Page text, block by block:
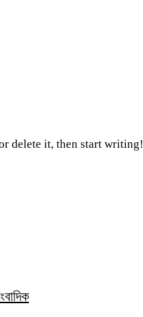
delete it, then start writing!